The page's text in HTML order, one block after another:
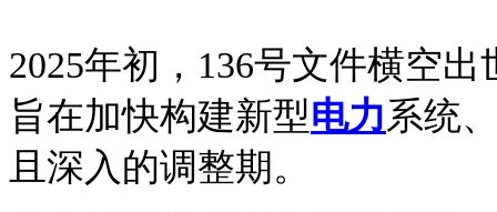
2025年初，136号文件横空
旨在加快构建新型电力系统
且深入的调整期。